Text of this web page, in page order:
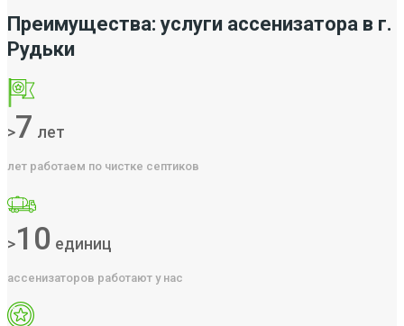
Преимущества: услуги ассенизатора в г.
Рудьки
>7 лет
лет работаем по чистке септиков
>10 единиц
ассенизаторов работают у нас